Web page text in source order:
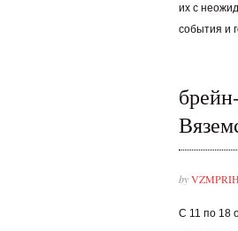
их с
события и
by
С 11 по 18